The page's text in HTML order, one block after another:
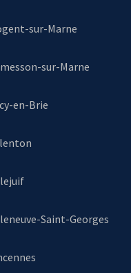
sur-Marne
sur-Marne
en-Brie
Saint-Georges